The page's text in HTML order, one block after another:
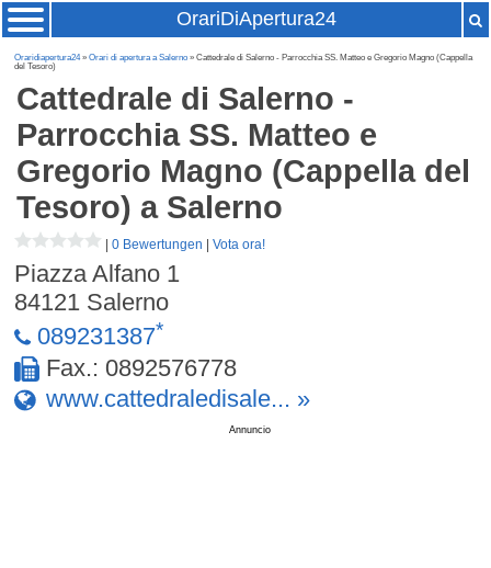
OrariDiApertura24
Oraridiapertura24»Orari di apertura a Salerno » Cattedrale di Salerno - Parrocchia SS. Matteo e Gregorio Magno (Cappella
del Tesoro)
Cattedrale di Salerno -
Parrocchia SS. Matteo e
Gregorio Magno (Cappella del
Tesoro) a Salerno
|0 Bewertungen |Vota ora!
Piazza Alfano 1
84121 Salerno
089231387*
Fax.: 0892576778
www.cattedraledisale... »
Annuncio